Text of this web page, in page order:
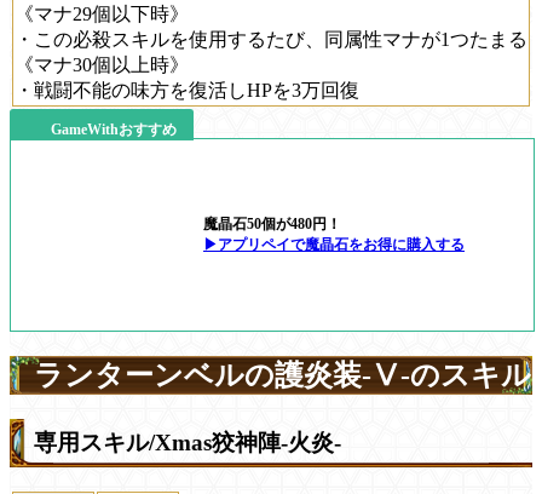
《マナ29個以下時》
・この必殺スキルを使用するたび、同属性マナが1つたまる
《マナ30個以上時》
・戦闘不能の味方を復活しHPを3万回復
GameWithおすすめ
魔晶石50個が480円！
▶アプリペイで魔晶石をお得に購入する
ランターンベルの護炎装-Ⅴ-のスキル
専用スキル/Xmas狡神陣-火炎-